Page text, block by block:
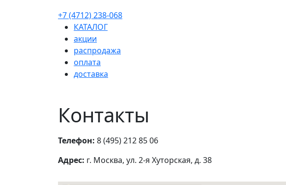
+7 (4712) 238-068
КАТАЛОГ
акции
распродажа
оплата
доставка
Контакты
Телефон: 8 (495) 212 85 06
Адрес: г. Москва, ул. 2-я Хуторская, д. 38